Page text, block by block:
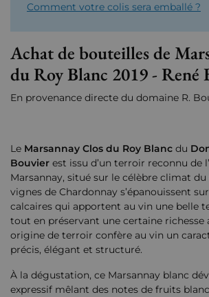
Comment votre colis sera emballé ?
Achat de bouteilles de
du Roy Blanc 2019 - René
En provenance directe du domaine R.
Le Marsannay Clos du Roy Blanc du
Bouvier est issu d’un terroir reconnu de
Marsannay, situé sur le célèbre climat du
vignes de Chardonnay s’épanouissent
calcaires qui apportent au vin une belle
tout en préservant une certaine richesse
origine de terroir confère au vin un
précis, élégant et structuré.
À la dégustation, ce Marsannay blanc
expressif mêlant des notes de fruits